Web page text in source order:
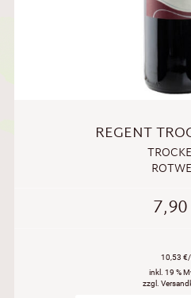
REGENT
7,90
10,53 €/
inkl. 19 %
zzgl.